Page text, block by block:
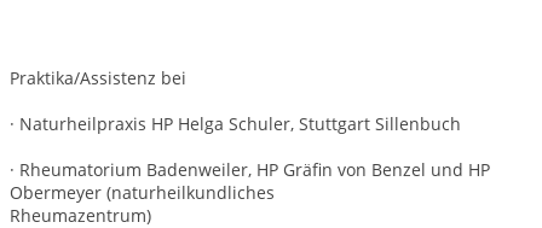
Praktika/Assistenz bei
· Naturheilpraxis HP Helga Schuler, Stuttgart Sillenbuch
· Rheumatorium Badenweiler, HP Gräfin von Benzel und HP
Obermeyer (naturheilkundliches
Rheumazentrum)